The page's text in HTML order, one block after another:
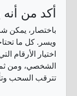
أكد من
باختصار، يمكن
ويسر. كل ما
اختيار الأرقام
الشخصي، ومن ثم
تترقب السحب